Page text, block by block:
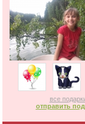
все
отправить